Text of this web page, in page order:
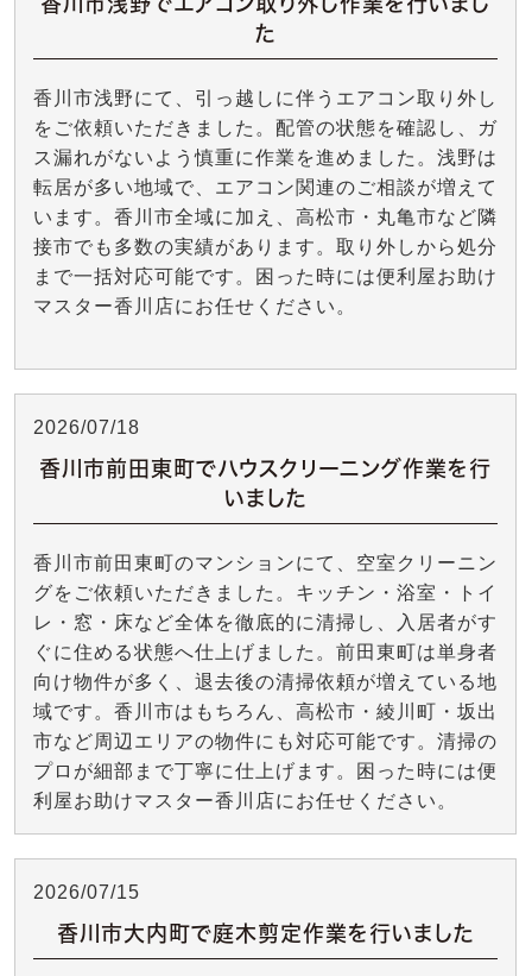
た
香川市浅野にて、引っ越しに伴うエアコン取り外し
をご依頼いただきました。配管の状態を確認し、ガ
ス漏れがないよう慎重に作業を進めました。浅野は
転居が多い地域で、エアコン関連のご相談が増えて
います。香川市全域に加え、高松市・丸亀市など隣
接市でも多数の実績があります。取り外しから処分
まで一括対応可能です。困った時には便利屋お助け
マスター香川店にお任せください。
2026/07/18
香川市前田東町でハウスクリーニング作業を行
いました
香川市前田東町のマンションにて、空室クリーニン
グをご依頼いただきました。キッチン・浴室・トイ
レ・窓・床など全体を徹底的に清掃し、入居者がす
ぐに住める状態へ仕上げました。前田東町は単身者
向け物件が多く、退去後の清掃依頼が増えている地
域です。香川市はもちろん、高松市・綾川町・坂出
市など周辺エリアの物件にも対応可能です。清掃の
プロが細部まで丁寧に仕上げます。困った時には便
利屋お助けマスター香川店にお任せください。
2026/07/15
香川市大内町で庭木剪定作業を行いました